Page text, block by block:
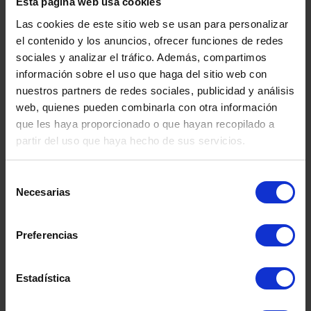
Las cookies de este sitio web se usan para personalizar
el contenido y los anuncios, ofrecer funciones de redes
sociales y analizar el tráfico. Además, compartimos
información sobre el uso que haga del sitio web con
nuestros partners de redes sociales, publicidad y análisis
web, quienes pueden combinarla con otra información
que les haya proporcionado o que hayan recopilado a
partir del uso que haya hecho de sus servicios.
Necesarias
Preferencias
Estadística
Ajustes finales:
Realiza los ajustes
necesarios para asegurar que la puerta esté
perfectamente alineada y funcione sin
problemas.
Mantenimiento Posterior a la
Instalación
Después de instalar la puerta trastero, es
regularpara mantenerla en buenas
periódicamente en busca de signos de